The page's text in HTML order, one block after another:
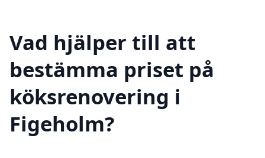
Vad hjälper till att
bestämma priset på
köksrenovering i
Figeholm?